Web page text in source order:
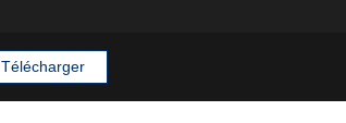
Télécharger